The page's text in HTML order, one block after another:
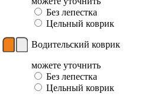
Без лепестка
Цельный коврик
Водительский коврик
можете уточнить
Без лепестка
Цельный коврик